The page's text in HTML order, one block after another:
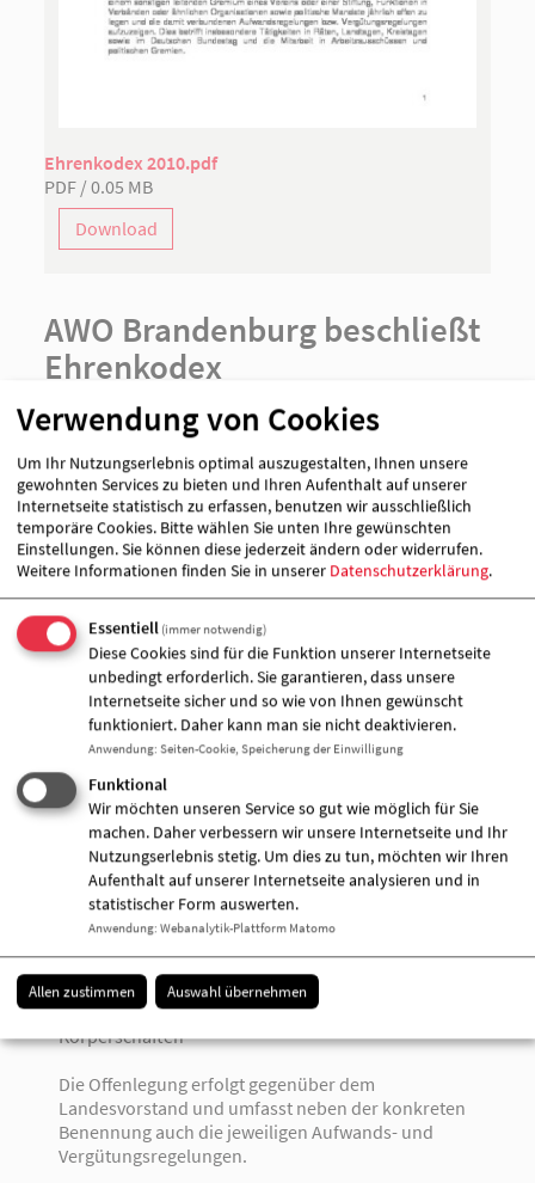
Ehrenkodex 2010.pdf
PDF / 0.05 MB
Download
AWO Brandenburg beschließt
Ehrenkodex
02.07.2010 Rheinsberg, 1. Juli 2010. Die
Geschäftsführerkonferenz der Arbeiterwohlfahrt
Brandenburg hat auf ihrer Geschäftsführertagung
einen Ehrenkodex beschlossen. Der Ehrenkodex
gilt für alle hauptamtlichen Geschäftsführer der
Mitgliedsverbände des Arbeiterwohlfahrt
Landesverbandes Brandenburg e.V..
Ziel des Ehrenkodexes ist, es auch weiterhin
größtmögliche Transparenz zu schaffen und die
Rolle des Wohlfahrtsverbandes als verläßlicher und
vertrauenswürdiger Partner im Land Brandenburg
weiter zu stärken.
Ziel des Ehrenkodexes ist, es auch weiterhin
größtmögliche Transparenz zu schaffen und die
Rolle des Wohlfahrtsverbandes als verläßlicher und
vertrauenswürdiger Partner im Land Brandenburg
weiter zu stärken.
Die jährliche Offenlegung umfasst folgende
Bereiche:
- Nebentätigkeiten, Ehrenämter und Mandate
- Tätigkeiten in Gesellschafterversammlungen und
Aufsichts- bzw. Verwaltungsräten
- Beratertätigkeiten und Geschäftsbeteiligungen
- Tätigkeiten in Gremien öffentlich-rechtlicher
Körperschaften
Die Offenlegung erfolgt gegenüber dem
Landesvorstand und umfasst neben der konkreten
Benennung auch die jeweiligen Aufwands- und
Vergütungsregelungen.
Verwendung von Cookies
Um Ihr Nutzungserlebnis optimal auszugestalten, Ihnen unsere
gewohnten Services zu bieten und Ihren Aufenthalt auf unserer
Internetseite statistisch zu erfassen, benutzen wir ausschließlich
temporäre Cookies. Bitte wählen Sie unten Ihre gewünschten
Einstellungen. Sie können diese jederzeit ändern oder widerrufen.
Weitere Informationen finden Sie in unserer Datenschutzerklärung.
Essentiell (immer notwendig)
Diese Cookies sind für die Funktion unserer Internetseite
unbedingt erforderlich. Sie garantieren, dass unsere
Internetseite sicher und so wie von Ihnen gewünscht
funktioniert. Daher kann man sie nicht deaktivieren.
Anwendung: Seiten-Cookie, Speicherung der Einwilligung
Funktional
Wir möchten unseren Service so gut wie möglich für Sie
machen. Daher verbessern wir unsere Internetseite und Ihr
Nutzungserlebnis stetig. Um dies zu tun, möchten wir Ihren
Aufenthalt auf unserer Internetseite analysieren und in
statistischer Form auswerten.
Anwendung: Webanalytik-Plattform Matomo
Allen zustimmen Auswahl übernehmen